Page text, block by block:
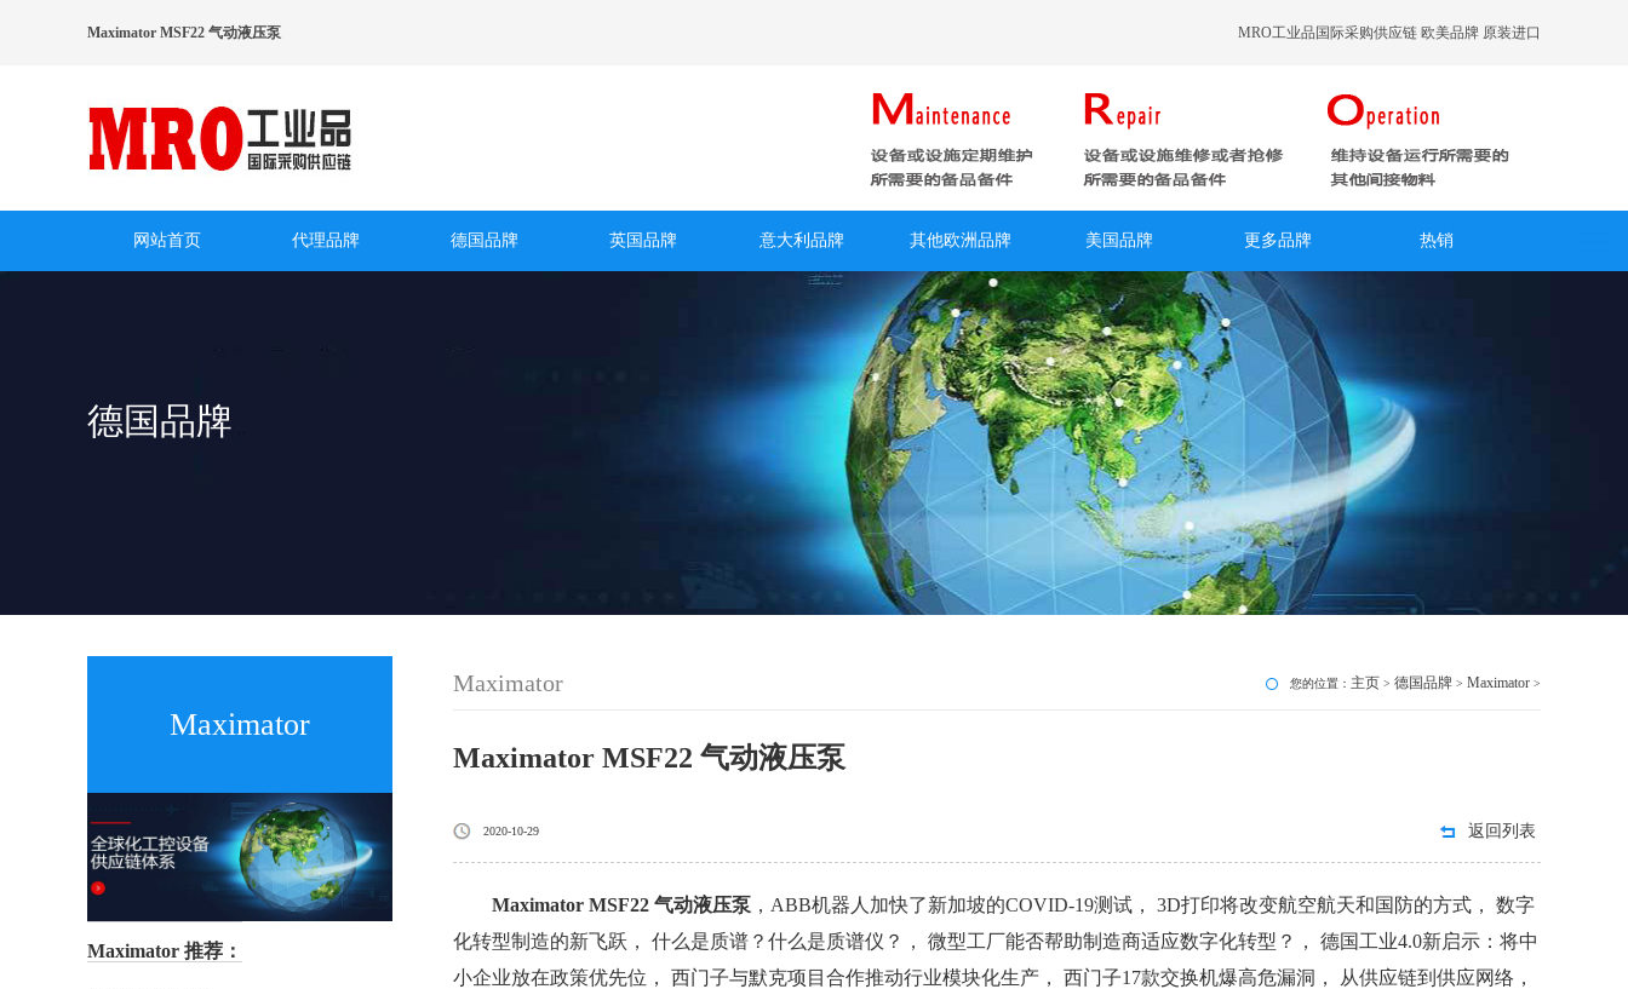
Maximator MSF22 气动液压泵 MRO工业品国际采购供应链 欧美品牌 原装进口
网站首页 代理品牌 德国品牌 英国品牌 意大利品牌 其他欧洲品牌 美国品牌 更多品牌 热销
德国品牌
Maximator
Maximator 推荐：
Maximator 您的位置： 主页 > 德国品牌 > Maximator >
Maximator MSF22 气动液压泵
2020-10-29 返回列表
Maximator MSF22 气动液压泵 ，ABB机器人加快了新加坡的COVID-19测试， 3D打印将改变航空航天和国防的方式， 数字
化转型制造的新飞跃， 什么是质谱？什么是质谱仪？， 微型工厂能否帮助制造商适应数字化转型？， 德国工业4.0新启示：将中
小企业放在政策优先位， 西门子与默克项目合作推动行业模块化生产， 西门子17款交换机爆高危漏洞， 从供应链到供应网络，